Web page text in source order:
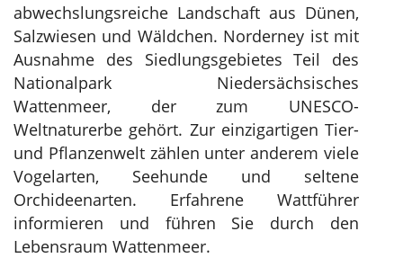
abwechslungsreiche Landschaft aus Dünen,
Salzwiesen und Wäldchen. Norderney ist mit
Ausnahme des Siedlungsgebietes Teil des
Nationalpark Niedersächsisches
Wattenmeer, der zum UNESCO-
Weltnaturerbe gehört. Zur einzigartigen Tier-
und Pflanzenwelt zählen unter anderem viele
Vogelarten, Seehunde und seltene
Orchideenarten. Erfahrene Wattführer
informieren und führen Sie durch den
Lebensraum Wattenmeer.